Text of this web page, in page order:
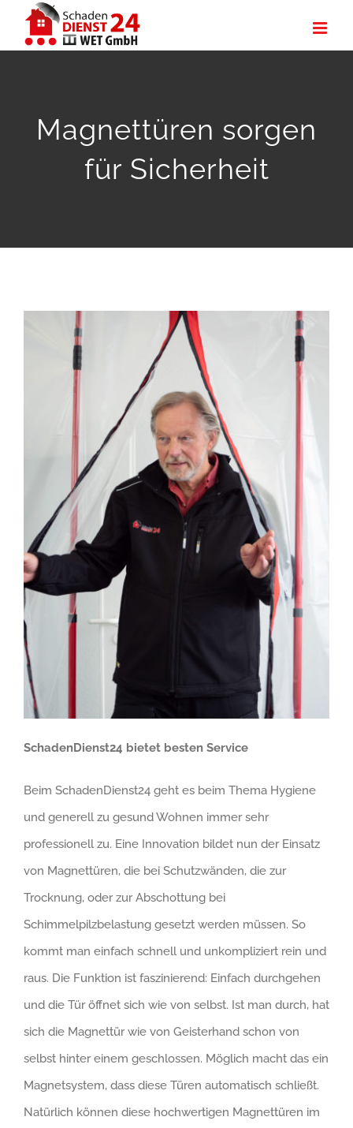
Inhalt
Magnettüren sorgen
für Sicherheit
SchadenDienst24 bietet besten Service
Beim SchadenDienst24 geht es beim Thema Hygiene
und generell zu gesund Wohnen immer sehr
professionell zu. Eine Innovation bildet nun der Einsatz
von Magnettüren, die bei Schutzwänden, die zur
Trocknung, oder zur Abschottung bei
Schimmelpilzbelastung gesetzt werden müssen. So
kommt man einfach schnell und unkompliziert rein und
raus. Die Funktion ist faszinierend: Einfach durchgehen
und die Tür öffnet sich wie von selbst. Ist man durch, hat
sich die Magnettür wie von Geisterhand schon von
selbst hinter einem geschlossen. Möglich macht das ein
Magnetsystem, dass diese Türen automatisch schließt.
Natürlich können diese hochwertigen Magnettüren im